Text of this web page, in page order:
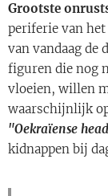
Grootste
periferie van
van vandaag de
figuren die nog
vloeien, willen
waarschijnlijk
"Oekraïense
kidnappen bij